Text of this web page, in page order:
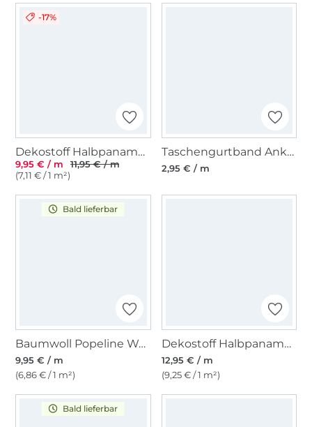
-17%
Dekostoff Halbpanama Maritime Signs, beige
9,95 € / m
11,95 € / m
(7,11 € / 1 m²)
Taschengurtband Anker 37 mm, beige
2,95 € / m
Bald lieferbar
Baumwoll Popeline Waves, blau
9,95 € / m
(6,86 € / 1 m²)
Dekostoff Halbpanama Nautical Doodle
12,95 € / m
(9,25 € / 1 m²)
Bald lieferbar